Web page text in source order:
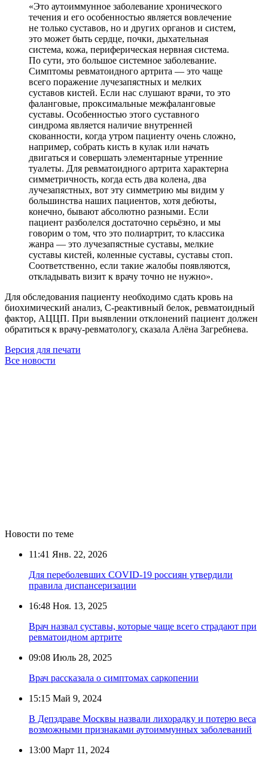
«Это аутоиммунное заболевание хронического
течения и его особенностью является вовлечение
не только суставов, но и других органов и систем,
это может быть сердце, почки, дыхательная
система, кожа, периферическая нервная система.
По сути, это большое системное заболевание.
Симптомы ревматоидного артрита — это чаще
всего поражение лучезапястных и мелких
суставов кистей. Если нас слушают врачи, то это
фаланговые, проксимальные межфаланговые
суставы. Особенностью этого суставного
синдрома является наличие внутренней
скованности, когда утром пациенту очень сложно,
например, собрать кисть в кулак или начать
двигаться и совершать элементарные утренние
туалеты. Для ревматоидного артрита характерна
симметричность, когда есть два колена, два
лучезапястных, вот эту симметрию мы видим у
большинства наших пациентов, хотя дебюты,
конечно, бывают абсолютно разными. Если
пациент разболелся достаточно серьёзно, и мы
говорим о том, что это полиартрит, то классика
жанра — это лучезапястные суставы, мелкие
суставы кистей, коленные суставы, суставы стоп.
Соответственно, если такие жалобы появляются,
откладывать визит к врачу точно не нужно».
Для обследования пациенту необходимо сдать кровь на
биохимический анализ, С-реактивный белок, ревматоидный
фактор, АЦЦП. При выявлении отклонений пациент должен
обратиться к врачу-ревматологу, сказала Алёна Загребнева.
Версия для печати
Все новости
Новости по теме
11:41 Янв. 22, 2026
Для переболевших COVID-19 россиян утвердили
правила диспансеризации
16:48 Ноя. 13, 2025
Врач назвал суставы, которые чаще всего страдают при
ревматоидном артрите
09:08 Июль 28, 2025
Врач рассказала о симптомах саркопении
15:15 Май 9, 2024
В Депздраве Москвы назвали лихорадку и потерю веса
возможными признаками аутоиммунных заболеваний
13:00 Март 11, 2024